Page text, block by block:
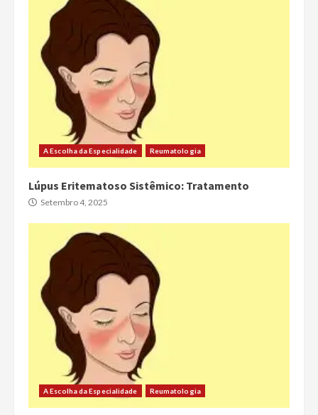
A Escolha da Especialidade Reumatologia
Lúpus Eritematoso Sistêmico: Tratamento
Setembro 4, 2025
A Escolha da Especialidade Reumatologia